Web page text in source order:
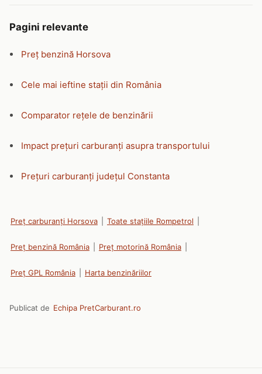
Pagini relevante
Preț benzină Horsova
Cele mai ieftine stații din România
Comparator rețele de benzinării
Impact prețuri carburanți asupra transportului
Prețuri carburanți județul Constanta
Preț carburanți Horsova Toate stațiile Rompetrol
Preț benzină România Preț motorină România
Preț GPL România Harta benzinăriilor
Publicat de Echipa PretCarburant.ro